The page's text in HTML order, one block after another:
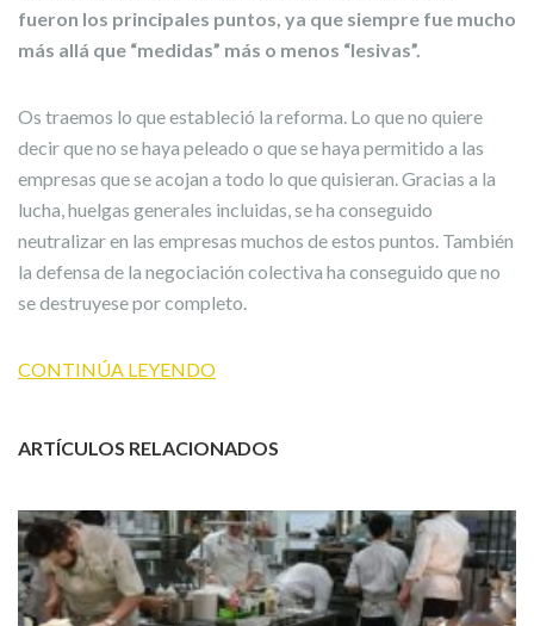
fueron los principales puntos, ya que siempre fue mucho
más allá que “medidas” más o menos “lesivas”.
Os traemos lo que estableció la reforma. Lo que no quiere
decir que no se haya peleado o que se haya permitido a las
empresas que se acojan a todo lo que quisieran. Gracias a la
lucha, huelgas generales incluidas, se ha conseguido
neutralizar en las empresas muchos de estos puntos. También
la defensa de la negociación colectiva ha conseguido que no
se destruyese por completo.
CONTINÚA LEYENDO
ARTÍCULOS RELACIONADOS